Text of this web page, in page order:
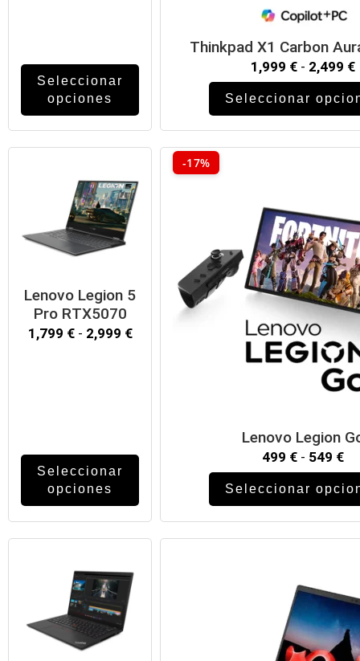
Seleccionar
opciones
Thinkpad X1 Carbon
1,999 € - 2,499 €
Seleccionar
Lenovo Legion 5
Pro RTX5070
1,799 € - 2,999 €
Seleccionar
opciones
-17%
Lenovo Legion
499 € - 549 €
Seleccionar